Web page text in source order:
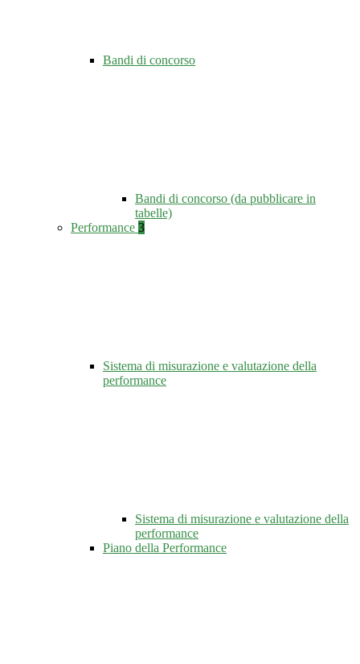
Bandi di concorso
Bandi di concorso (da pubblicare in
tabelle)
Performance 3
Sistema di misurazione e valutazione della
performance
Sistema di misurazione e valutazione della
performance
Piano della Performance